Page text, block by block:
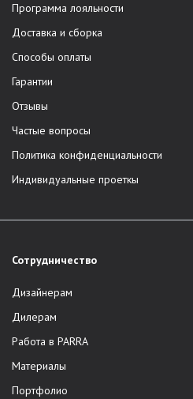
Программа лояльности
Доставка и сборка
Способы оплаты
Гарантии
Отзывы
Частые вопросы
Политика конфиденциальности
Индивидуальные проеткы
Сотрудничество
Дизайнерам
Дилерам
Работа в PARRA
Материалы
Портфолио